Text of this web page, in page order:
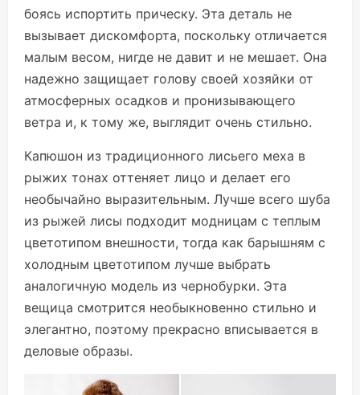
боясь испортить прическу. Эта деталь не
вызывает дискомфорта, поскольку отличается
малым весом, нигде не давит и не мешает. Она
надежно защищает голову своей хозяйки от
атмосферных осадков и пронизывающего
ветра и, к тому же, выглядит очень стильно.
Капюшон из традиционного лисьего меха в
рыжих тонах оттеняет лицо и делает его
необычайно выразительным. Лучше всего шуба
из рыжей лисы подходит модницам с теплым
цветотипом внешности, тогда как барышням с
холодным цветотипом лучше выбрать
аналогичную модель из чернобурки. Эта
вещица смотрится необыкновенно стильно и
элегантно, поэтому прекрасно вписывается в
деловые образы.